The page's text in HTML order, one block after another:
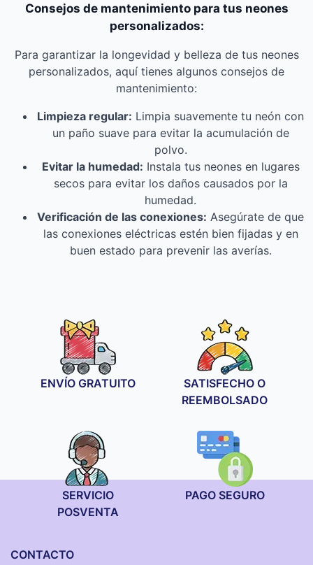
Consejos de mantenimiento para tus neones
personalizados:
Para garantizar la longevidad y belleza de tus neones
personalizados, aquí tienes algunos consejos de
mantenimiento:
Limpieza regular: Limpia suavemente tu neón con
un paño suave para evitar la acumulación de
polvo.
Evitar la humedad: Instala tus neones en lugares
secos para evitar los daños causados por la
humedad.
Verificación de las conexiones: Asegúrate de que
las conexiones eléctricas estén bien fijadas y en
buen estado para prevenir las averías.
ENVÍO GRATUITO
SATISFECHO O
REEMBOLSADO
SERVICIO
POSVENTA
PAGO SEGURO
CONTACTO